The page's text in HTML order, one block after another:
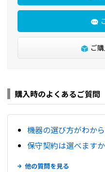
ご
購入時のよくあるご質問
機器の選び方がわか
保守契約は選べます
他の質問を見る